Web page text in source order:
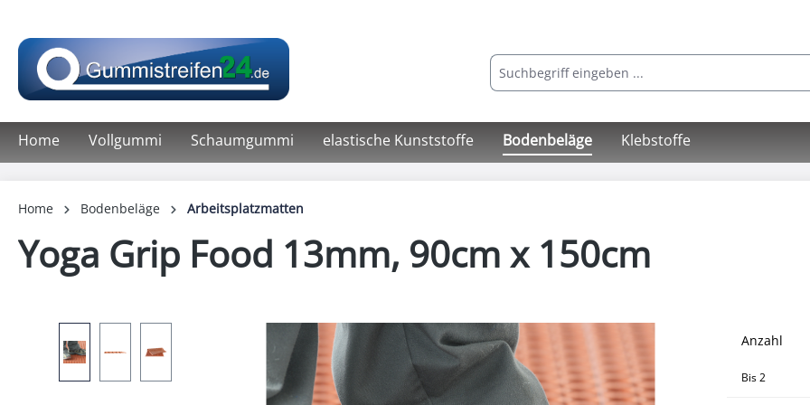
Home Vollgummi Schaumgummi elastische Kunststoffe Bodenbeläge Klebstoffe
Home Bodenbeläge Arbeitsplatzmatten
Yoga Grip Food 13mm, 90cm x 150cm
Anzahl
Bis2